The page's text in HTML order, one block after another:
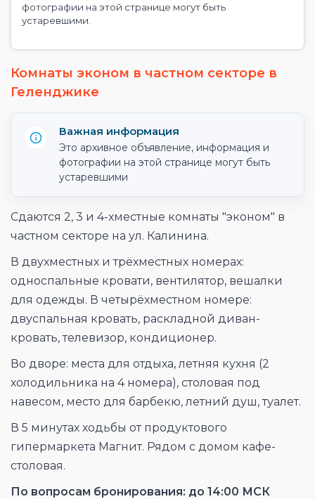
фотографии на этой странице могут быть
устаревшими.
Комнаты эконом в частном секторе в
Геленджике
Важная информация
Это архивное объявление, информация и
фотографии на этой странице могут быть
устаревшими
Сдаются 2, 3 и 4-хместные комнаты "эконом" в
частном секторе на ул. Калинина.
В двухместных и трёхместных номерах:
односпальные кровати, вентилятор, вешалки
для одежды. В четырёхместном номере:
двуспальная кровать, раскладной диван-
кровать, телевизор, кондиционер.
Во дворе: места для отдыха, летняя кухня (2
холодильника на 4 номера), столовая под
навесом, место для барбекю, летний душ, туалет.
В 5 минутах ходьбы от продуктового
гипермаркета Магнит. Рядом с домом кафе-
столовая.
По вопросам бронирования: до 14:00 МСК